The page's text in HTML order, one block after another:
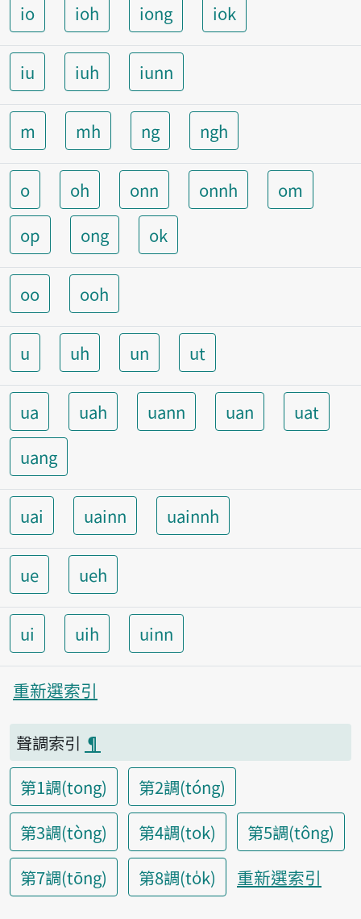
io ioh iong iok
iu iuh iunn
m mh ng ngh
o oh onn onnh
om
op
ong ok
oo ooh
u uh un ut
ua uah uann uan
uat
uang
uai uainn uainnh
ue ueh
ui uih uinn
重新選索引
聲調索引 ¶
第1調(tong)
第2調(tóng)
第3調(tòng)
第4調(tok)
第5調(tông)
第7調(tōng)
第8調(to̍k) 重新選索引